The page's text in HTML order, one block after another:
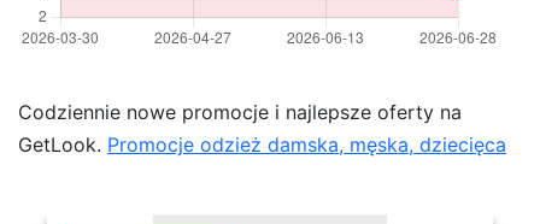
Codziennie nowe promocje i najlepsze oferty na
GetLook. Promocje odzież damska, męska, dziecięca